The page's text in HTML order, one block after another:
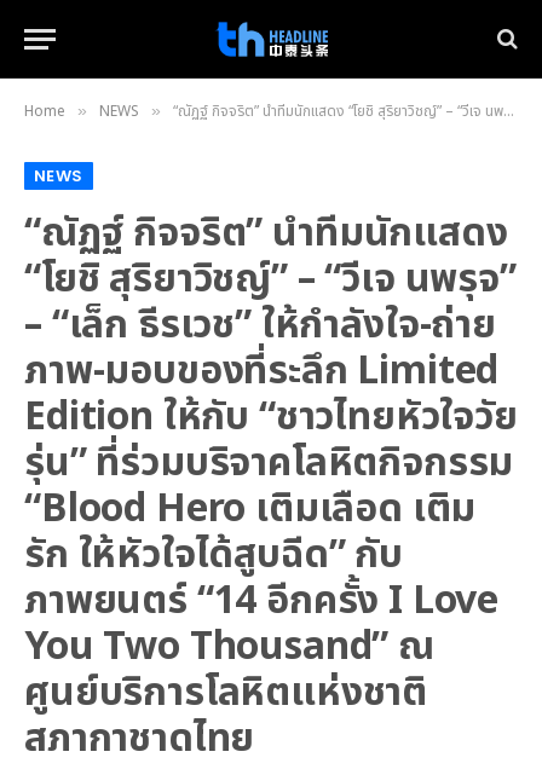
Home » NEWS » “ณัฏฐ์ กิจจริต” นำทีมนักแสดง “โยชิ สุริยาวิชญ์” – “วีเจ นพรุจ” – “เล็ก ธีรเวช” ให้กำลังใจ-ถ่ายภาพ-มอบของที่ระลึก Limited Edition ให้กับ “ชาวไทยหัวใจวัยรุ่น” ที่ร่วมบริจาคโลหิตกิจกรรม “Blood Hero เติมเลือด เติมรัก ให้หัวใจได้สูบฉีด” กับภาพยนตร์ “14 อีกครั้ง I Love You Two Thousand” ณ ศูนย์บริการโลหิตแห่งชาติ สภากาชาดไทย
NEWS
“ณัฏฐ์ กิจจริต” นำทีมนักแสดง
“โยชิ สุริยาวิชญ์” – “วีเจ นพรุจ”
– “เล็ก ธีรเวช” ให้กำลังใจ-ถ่าย
ภาพ-มอบของที่ระลึก Limited
Edition ให้กับ “ชาวไทยหัวใจวัย
รุ่น” ที่ร่วมบริจาคโลหิตกิจกรรม
“Blood Hero เติมเลือด เติม
รัก ให้หัวใจได้สูบฉีด” กับ
ภาพยนตร์ “14 อีกครั้ง I Love
You Two Thousand” ณ
ศูนย์บริการโลหิตแห่งชาติ
สภากาชาดไทย